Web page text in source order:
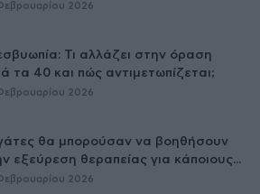
2026
Τι αλλάζει στην όραση
τα 40 και πώς αντιμετωπίζεται;
2026
θα μπορούσαν να βοηθήσουν
εξεύρεση θεραπείας για κάποιους...
2026